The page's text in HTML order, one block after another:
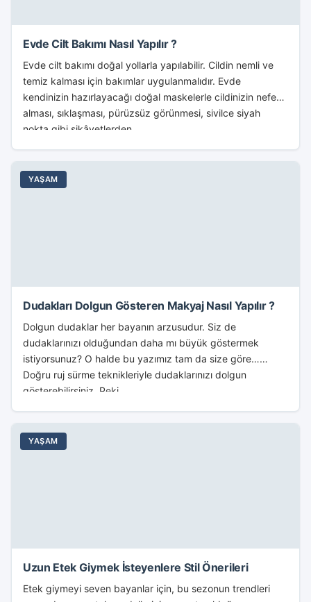
Evde Cilt Bakımı Nasıl Yapılır ?
Evde cilt bakımı doğal yollarla yapılabilir. Cildin nemli ve
temiz kalması için bakımlar uygulanmalıdır. Evde
kendinizin hazırlayacağı doğal maskelerle cildinizin nefes
alması, sıklaşması, pürüzsüz görünmesi, sivilce siyah
nokta gibi şikâyetlerden...
YAŞAM
Dudakları Dolgun Gösteren Makyaj Nasıl Yapılır ?
Dolgun dudaklar her bayanın arzusudur. Siz de
dudaklarınızı olduğundan daha mı büyük göstermek
istiyorsunuz? O halde bu yazımız tam da size göre…
Doğru ruj sürme teknikleriyle dudaklarınızı dolgun
gösterebilirsiniz. Peki,...
YAŞAM
Uzun Etek Giymek İsteyenlere Stil Önerileri
Etek giymeyi seven bayanlar için, bu sezonun trendleri